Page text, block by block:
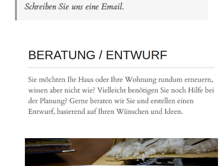
Schreiben Sie uns eine Email.